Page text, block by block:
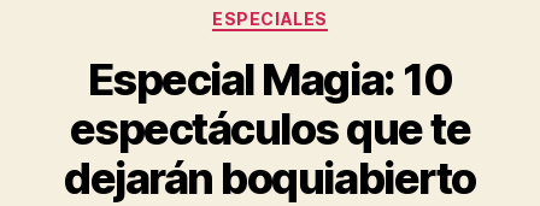
Categorías
ESPECIALES
Especial Magia: 10
espectáculos que te
dejarán boquiabierto